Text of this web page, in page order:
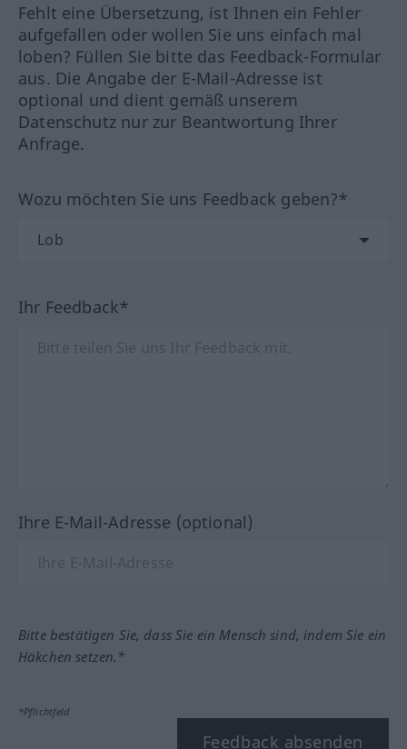
Fehlt eine Übersetzung, ist Ihnen ein Fehler
aufgefallen oder wollen Sie uns einfach mal
loben? Füllen Sie bitte das Feedback-Formular
aus. Die Angabe der E-Mail-Adresse ist
optional und dient gemäß unserem
Datenschutz nur zur Beantwortung Ihrer
Anfrage.
Wozu möchten Sie uns Feedback geben?*
Ihr Feedback*
Ihre E-Mail-Adresse (optional)
Bitte bestätigen Sie, dass Sie ein Mensch sind, indem Sie ein
Häkchen setzen.*
*Pflichtfeld
Feedback absenden